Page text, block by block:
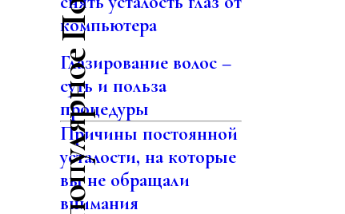
компьютера
Глазирование волос –
суть и польза
процедуры
Причины постоянной
усталости, на которые
вы не обращали
внимания